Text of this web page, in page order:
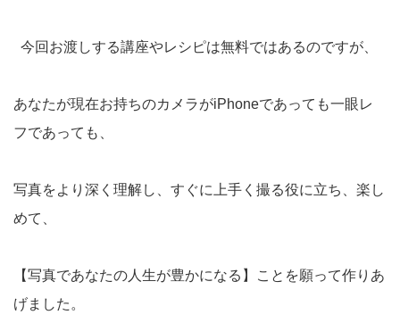
今回お渡しする講座やレシピは無料ではあるのですが、
あなたが現在お持ちのカメラがiPhoneであっても一眼レ
フであっても、
写真をより深く理解し、すぐに上手く撮る役に立ち、楽し
めて、
【写真であなたの人生が豊かになる】ことを願って作りあ
げました。